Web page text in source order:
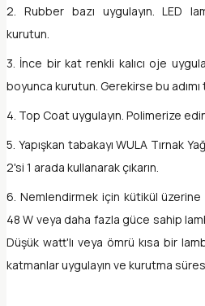
2. Rubber bazı uygulayın. LED
kurutun.
3. İnce bir kat renkli kalıcı oje
boyunca kurutun. Gerekirse bu adımı
4. Top Coat uygulayın. Polimerize
5. Yapışkan tabakayı WULA Tırnak
2'si 1 arada kullanarak çıkarın.
6. Nemlendirmek için kütikül üzerine
48 W veya daha fazla güce sahip
Düşük watt'lı veya ömrü kısa bir
katmanlar uygulayın ve kurutma